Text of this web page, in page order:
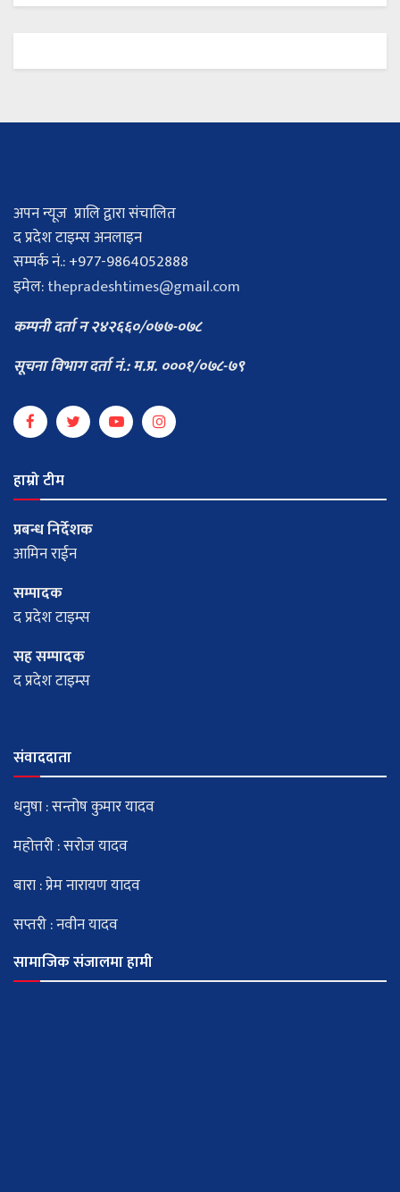
अपन न्यूज प्रालि द्वारा संचालित
द प्रदेश टाइम्स अनलाइन
सम्पर्क नं.: +977-9864052888
इमेल:thepradeshtimes@gmail.com
कम्पनी दर्ता न २४२६६०/०७७-०७८
सूचना विभाग दर्ता नं.: म.प्र. ०००१/०७८-७९
हाम्रो टीम
प्रबन्ध निर्देशक
आमिन राईन
सम्पादक
द प्रदेश टाइम्स
सह सम्पादक
द प्रदेश टाइम्स
संवाददाता
धनुषा : सन्तोष कुमार यादव
महोत्तरी : सरोज यादव
बारा : प्रेम नारायण यादव
सप्तरी : नवीन यादव
सामाजिक संजालमा हामी